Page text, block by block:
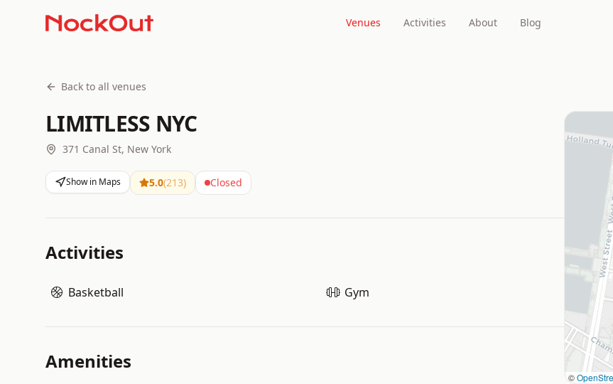
Venues Activities About Blog
Back to all venues
LIMITLESS NYC
371 Canal St, New York
Show in Maps 5.0(213) Closed
Activities
Basketball Gym
Amenities
©